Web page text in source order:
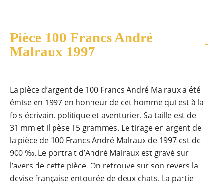
Pièce 100 Francs André
Malraux 1997
La pièce d’argent de 100 Francs André Malraux a été
émise en 1997 en honneur de cet homme qui est à la
fois écrivain, politique et aventurier. Sa taille est de
31 mm et il pèse 15 grammes. Le tirage en argent de
la pièce de 100 Francs André Malraux de 1997 est de
900 ‰. Le portrait d’André Malraux est gravé sur
l’avers de cette pièce. On retrouve sur son revers la
devise française entourée de deux chats. La partie